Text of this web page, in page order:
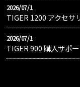
2026/07/1
TIGER 1200 アクセサ
2026/07/1
TIGER 900 購入サポ